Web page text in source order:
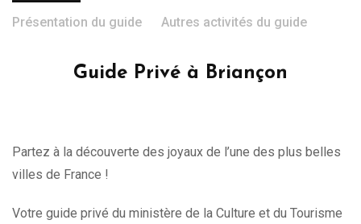
Présentation du guide Autres activités du guide
Guide Privé à Briançon
Partez à la découverte des joyaux de l’une des plus belles
villes de France !
Votre guide privé du ministère de la Culture et du Tourisme